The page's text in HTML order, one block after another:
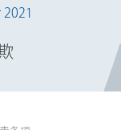
2021